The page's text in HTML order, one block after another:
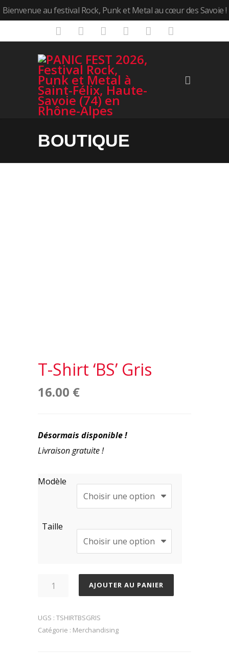
Bienvenue au festival Rock, Punk et Metal au cœur des Savoie !
BOUTIQUE
T-Shirt ‘BS’ Gris
16.00 €
Désormais disponible !
Livraison gratuite !
Modèle
Taille
quantité
Shirt
AJOUTER AU PANIER
UGS : TSHIRTBSGRIS
Catégorie : Merchandising